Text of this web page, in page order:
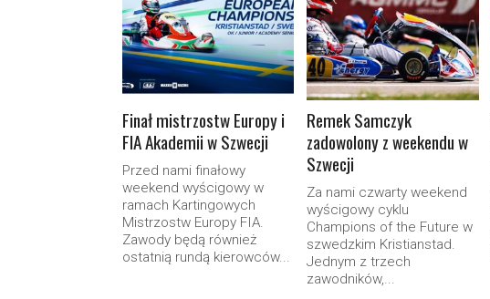
READ MORE
Finał mistrzostw Europy i
FIA Akademii w Szwecji
Przed nami finałowy
weekend wyścigowy w
ramach Kartingowych
Mistrzostw Europy FIA.
Zawody będą również
ostatnią rundą kierowców...
READ MORE
Remek Samczyk
zadowolony z weekendu w
Szwecji
Za nami czwarty weekend
wyścigowy cyklu
Champions of the Future w
szwedzkim Kristianstad.
Jednym z trzech
zawodników,...